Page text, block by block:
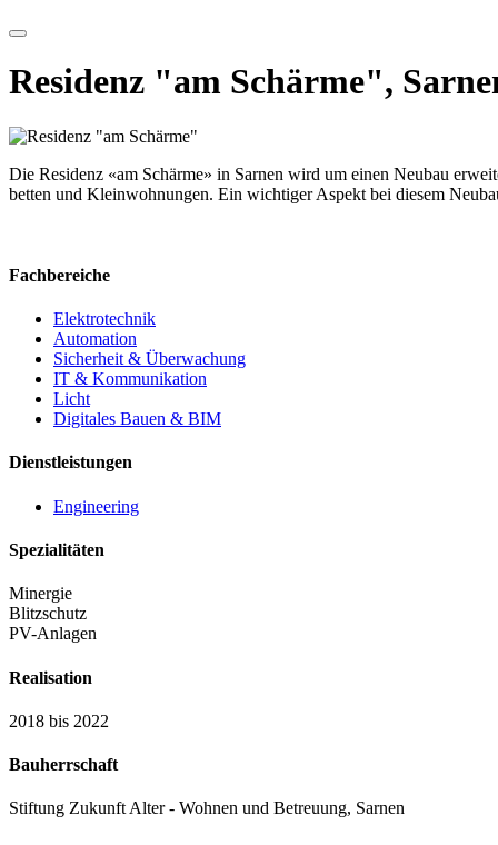
Residenz "am Schärme",
Die Residenz «am Schärme» in Sarnen wird um einen Neubau
betten und Kleinwohnungen. Ein wichtiger Aspekt bei diesem
Fachbereiche
Elektrotechnik
Automation
Sicherheit & Überwachung
IT & Kommunikation
Licht
Digitales Bauen & BIM
Dienstleistungen
Engineering
Spezialitäten
Minergie
Blitzschutz
PV-Anlagen
Realisation
2018 bis 2022
Bauherrschaft
Stiftung Zukunft Alter - Wohnen und Betreuung, Sarnen